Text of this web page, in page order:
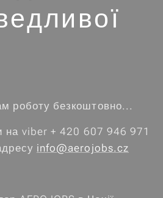
роботу безкоштовно...
на viber + 420 607 946 971
info@aerojobs.cz